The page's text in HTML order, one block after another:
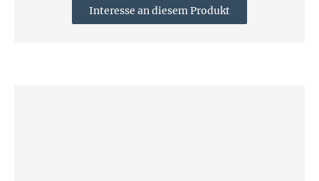
Interesse an diesem Produkt